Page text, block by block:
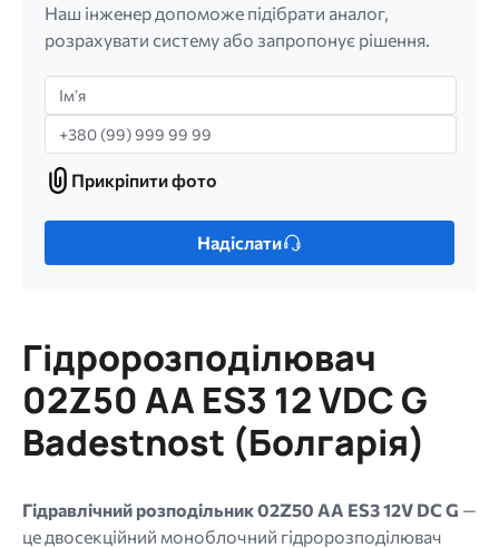
Наш інженер допоможе підібрати аналог,
розрахувати систему або запропонує рішення.
Імʼя
Телефон
Прикріпити
фото
Прикріпити фото
Лише
МБ.
Дозволені
типи:
gif
jpg
png.
Надіслати
Гідророзподілювач
02Z50 AA ES3 12 VDC G
Badestnost (Болгарія)
Гідравлічний розподільник 02Z50 AA ES3 12V DC G —
це двосекційний моноблочний гідророзподілювач